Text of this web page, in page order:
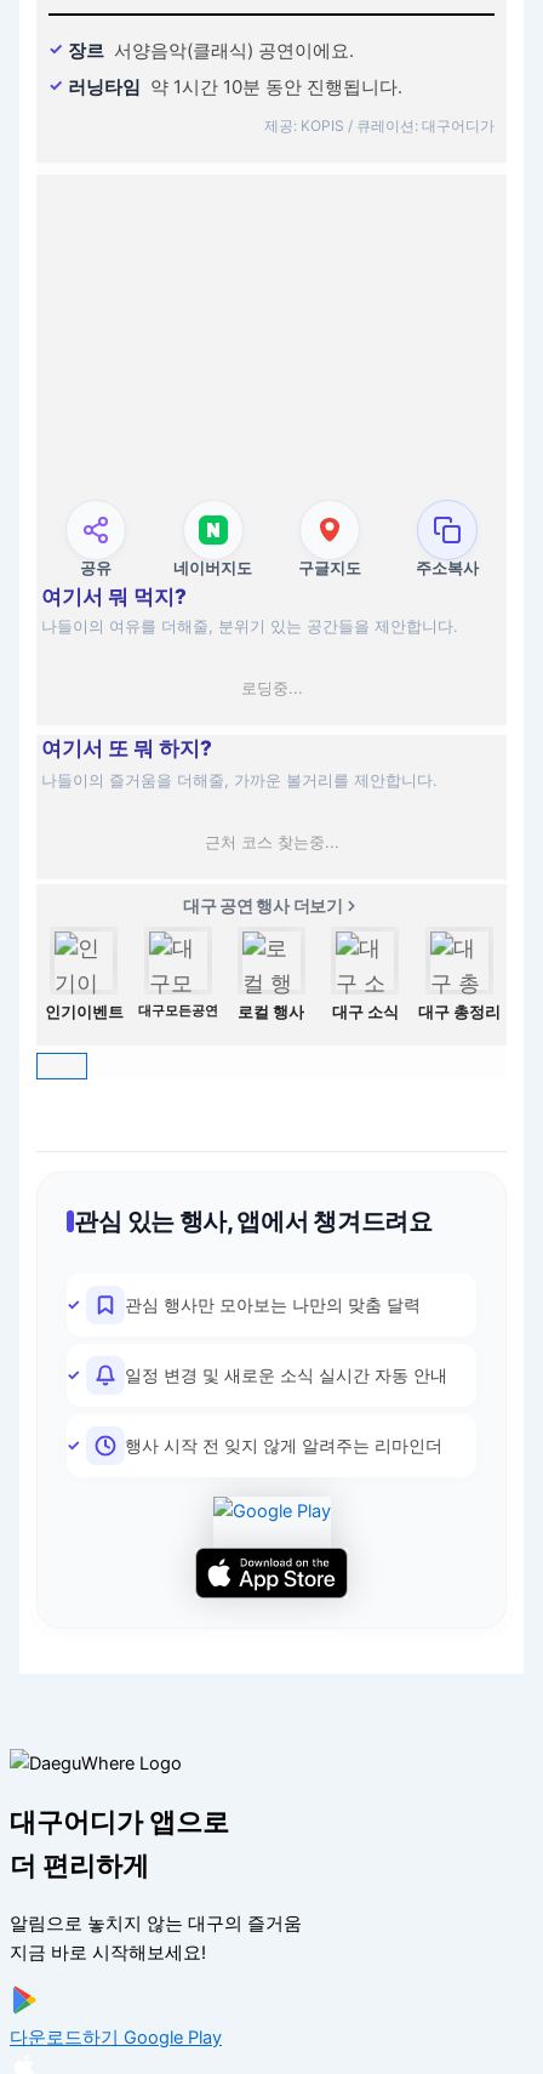
장르 서양음악(클래식) 공연이에요.
러닝타임 약 1시간 10분 동안 진행됩니다.
제공: KOPIS / 큐레이션: 대구어디가
공유 네이버지도 구글지도 주소복사
여기서 뭐 먹지?
나들이의 여유를 더해줄, 분위기 있는 공간들을 제안합니다.
로딩중...
여기서 또 뭐 하지?
나들이의 즐거움을 더해줄, 가까운 볼거리를 제안합니다.
근처 코스 찾는중...
대구 공연 행사 더보기
인기이벤트 대구모든공연 로컬 행사 대구 소식 대구 총정리
관심 있는 행사, 앱에서 챙겨드려요
관심 행사만 모아보는 나만의 맞춤 달력
일정 변경 및 새로운 소식 실시간 자동 안내
행사 시작 전 잊지 않게 알려주는 리마인더
대구어디가 앱으로
더 편리하게
알림으로 놓치지 않는 대구의 즐거움
지금 바로 시작해보세요!
다운로드하기 Google Play